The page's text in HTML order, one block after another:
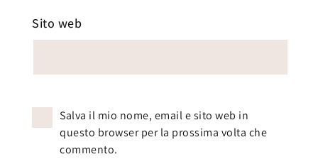
Sito web
Salva il mio nome, email e sito web in
questo browser per la prossima volta che
commento.